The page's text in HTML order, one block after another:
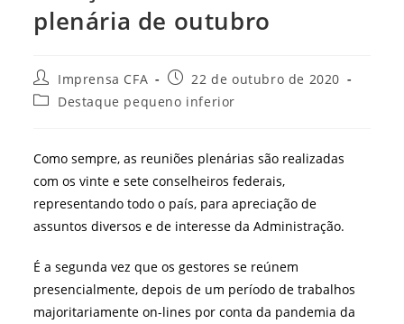
plenária de outubro
Autor
do
post:
Imprensa CFA
Post
publicado:
22 de outubro de 2020
Categoria
Destaque pequeno inferior
Como sempre, as reuniões plenárias são realizadas
com os vinte e sete conselheiros federais,
representando todo o país, para apreciação de
assuntos diversos e de interesse da Administração.
É a segunda vez que os gestores se reúnem
presencialmente, depois de um período de trabalhos
majoritariamente on-lines por conta da pandemia da